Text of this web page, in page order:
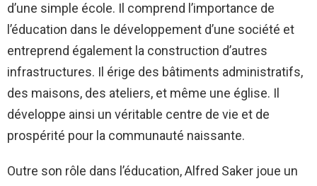
d’une simple école. Il comprend l’importance de
l’éducation dans le développement d’une société et
entreprend également la construction d’autres
infrastructures. Il érige des bâtiments administratifs,
des maisons, des ateliers, et même une église. Il
développe ainsi un véritable centre de vie et de
prospérité pour la communauté naissante.
Outre son rôle dans l’éducation, Alfred Saker joue un